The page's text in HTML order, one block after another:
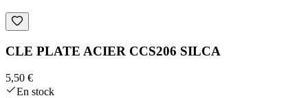
CLE PLATE ACIER CCS206 SILCA
5,50 €
En stock